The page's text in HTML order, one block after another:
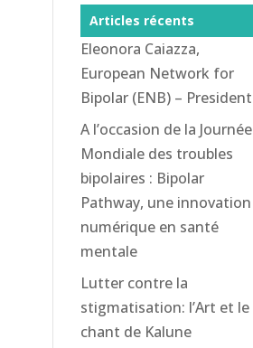
Articles récents
Eleonora Caiazza,
European Network for
Bipolar (ENB) – President
A l’occasion de la Journée
Mondiale des troubles
bipolaires : Bipolar
Pathway, une innovation
numérique en santé
mentale
Lutter contre la
stigmatisation: l’Art et le
chant de Kalune